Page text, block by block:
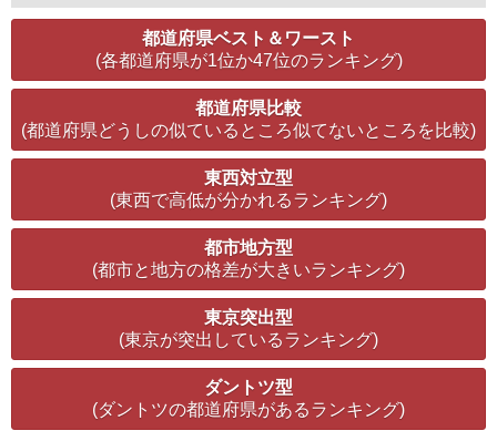
都道府県ベスト＆ワースト
(各都道府県が1位か47位のランキング)
都道府県比較
(都道府県どうしの似ているところ似てないところを比較)
東西対立型
(東西で高低が分かれるランキング)
都市地方型
(都市と地方の格差が大きいランキング)
東京突出型
(東京が突出しているランキング)
ダントツ型
(ダントツの都道府県があるランキング)